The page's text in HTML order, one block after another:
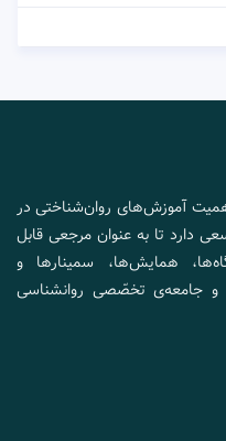
آموزش‌های روان‌شناختی در
تا به عنوان مرجعی قابل
همایش‌ها، سمینارها و
و جامعه‌ی تخصّصی روانشناسی